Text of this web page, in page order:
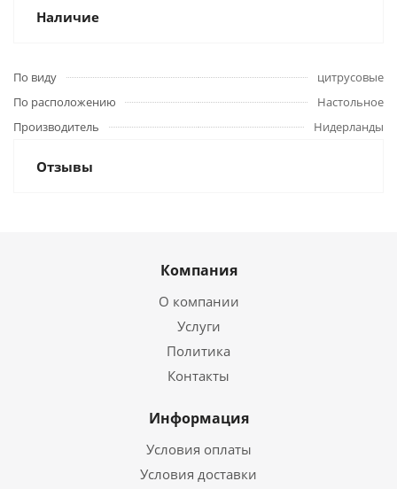
Наличие
По виду
цитрусовые
По расположению
Настольное
Производитель
Нидерланды
Отзывы
Компания
О компании
Услуги
Политика
Контакты
Информация
Условия оплаты
Условия доставки